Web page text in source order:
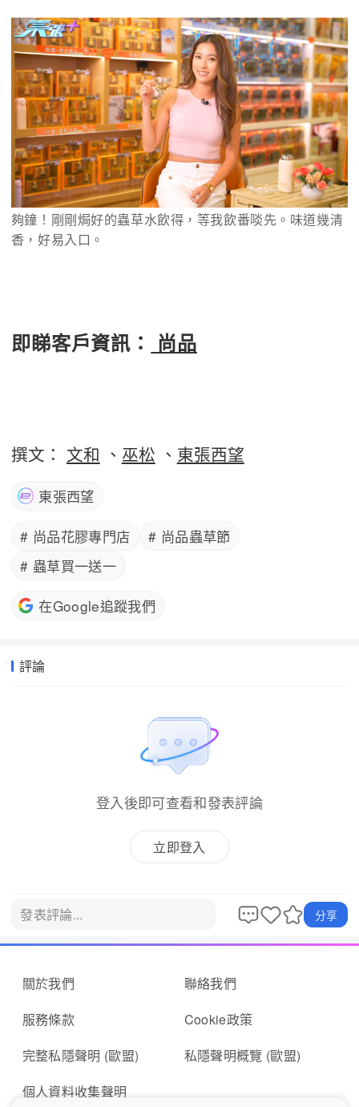
夠鐘！剛剛焗好的蟲草水飲得，等我飲番啖先。味道幾清
香，好易入口。
即睇客戶資訊： 尚品
撰文： 文和 、 巫松 、 東張西望
東張西望
# 尚品花膠專門店
# 尚品蟲草節
# 蟲草買一送一
在Google追蹤我們
評論
登入後即可查看和發表評論
立即登入
發表評論... 分享
關於我們
服務條款
完整私隱聲明 (歐盟)
個人資料收集聲明
聯絡我們
Cookie政策
私隱聲明概覽 (歐盟)